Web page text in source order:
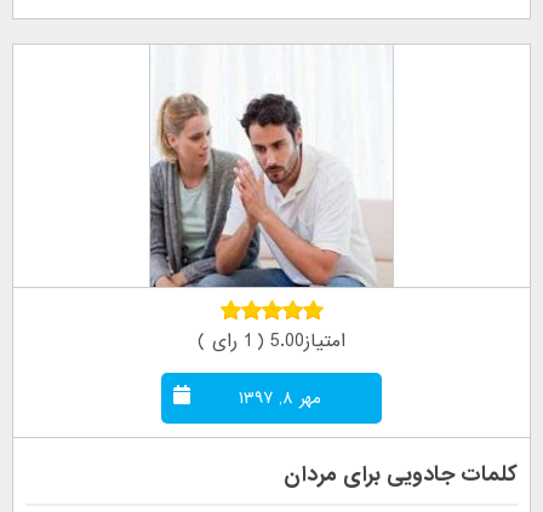
امتیاز5.00 ( 1 رای )
مهر ۸, ۱۳۹۷
کلمات جادویی برای مردان